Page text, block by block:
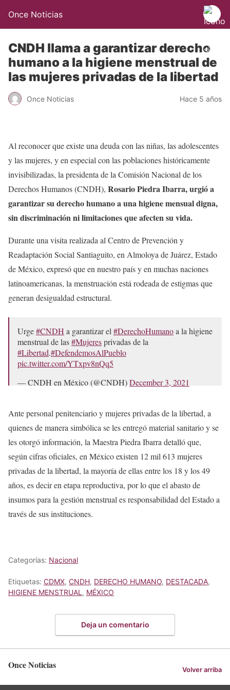
Once Noticias
CNDH llama a garantizar derecho
humano a la higiene menstrual de
las mujeres privadas de la libertad
Once Noticias Hace 5 años
Al reconocer que existe una deuda con las niñas, las adolescentes
y las mujeres, y en especial con las poblaciones históricamente
invisibilizadas, la presidenta de la Comisión Nacional de los
Derechos Humanos (CNDH), Rosario Piedra Ibarra, urgió a
garantizar su derecho humano a una higiene mensual digna,
sin discriminación ni limitaciones que afecten su vida.
Durante una visita realizada al Centro de Prevención y
Readaptación Social Santiaguito, en Almoloya de Juárez, Estado
de México, expresó que en nuestro país y en muchas naciones
latinoamericanas, la menstruación está rodeada de estigmas que
generan desigualdad estructural.
Urge#CNDH a garantizar el #DerechoHumanoa la higiene
menstrual de las#Mujeresprivadas de la
#Libertad.#DefendemosAlPueblo
pic.twitter.com/YTxpv8nQq5
— CNDH en México (@CNDH)December 3, 2021
Ante personal penitenciario y mujeres privadas de la libertad, a
quienes de manera simbólica se les entregó material sanitario y se
les otorgó información, la Maestra Piedra Ibarra detalló que,
según cifras oficiales, en México existen 12 mil 613 mujeres
privadas de la libertad, la mayoría de ellas entre los 18 y los 49
años, es decir en etapa reproductiva, por lo que el abasto de
insumos para la gestión menstrual es responsabilidad del Estado a
través de sus instituciones.
Categorías: Nacional
Etiquetas: CDMX, CNDH, DERECHO HUMANO, DESTACADA,
HIGIENE MENSTRUAL , MÉXICO
Deja un comentario
Once Noticias Volver arriba